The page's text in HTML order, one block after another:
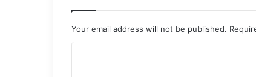
Your email address will not be published.